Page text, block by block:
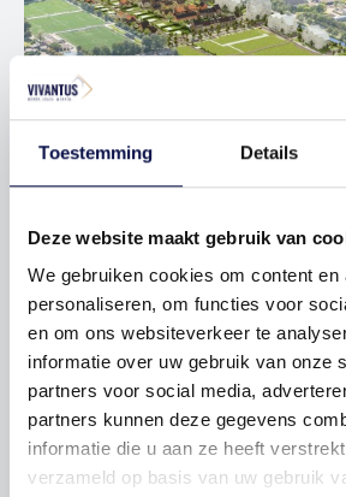
Toestemming Details
Deze website maakt gebruik van
We gebruiken cookies om content en
personaliseren, om functies voor
en om ons websiteverkeer te
informatie over uw gebruik van onze
partners voor social media,
partners kunnen deze gegevens
informatie die u aan ze heeft
verzameld op basis van uw gebruik
appartementen gebouwd gaan
wils. Zo komen er rijwoningen, twee-
kapwoningen, rug aan rug woningen,
vrijstaande woningen en kavels in
huishoudens, gezinnen en senioren.
een fijne nieuwe stek in gezellig
Locatie
Rozenbuurt verrijst op een 10
ligt op de hoek van de Dorpsstraat en
Zwaag. Centraal binnen de
omringd door veel groen en grenzend
sportvelden. Een prima stek voor een
VOORZIENINGEN VLAKBIJ
Van € 340.000 tot € 520.000
999m2woonoppervlakte
2 beschikbaar
Meer informatie